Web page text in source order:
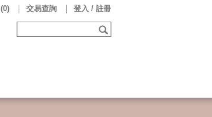
(0) 交易查詢 登入 / 註冊